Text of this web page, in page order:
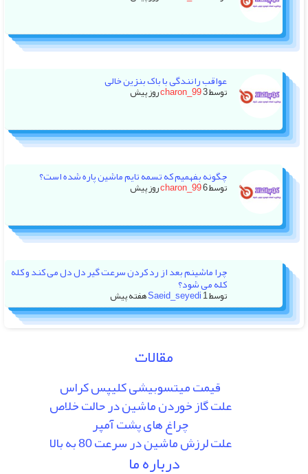
عواقب رانندگی با باک بنزین خالی
توسط charon_993 روز پیش
چگونه بفهمیم که تسمه تایم ماشین پاره شده است؟
توسط charon_996 روز پیش
چرا ماشینم بعد از رد کردن سرعت گیر دل دل می کند و کله
کله می شود؟
توسط Saeid_seyedi1 هفته پیش
مقالات
قیمت میتسوبیشی کلیپس کراس
علت گاز خوردن ماشین در حالت خلاص
چراغ های پشت آمپر
علت لرزش ماشین در سرعت 80 به بالا
درباره ما